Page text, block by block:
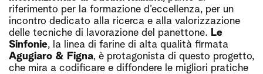
riferimento per la formazione d’eccellenza, per un
incontro dedicato alla ricerca e alla valorizzazione
delle tecniche di lavorazione del panettone. Le
Sinfonie , la linea di farine di alta qualità firmata
Agugiaro & Figna , è protagonista di questo progetto,
che mira a codificare e diffondere le migliori pratiche